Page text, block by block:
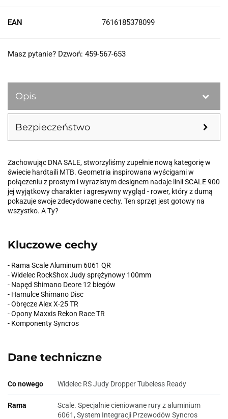
EAN 7616185378099
Masz pytanie? Dzwoń: 459-567-653
Opis
Bezpieczeństwo
Zachowując DNA SALE, stworzyliśmy zupełnie nową kategorię w
świecie hardtaili MTB. Geometria inspirowana wyścigami w
połączeniu z prostym i wyrazistym designem nadaje linii SCALE 900
jej wyjątkowy charakter i agresywny wygląd - rower, który z dumą
pokazuje swoje zdecydowane cechy. Ten sprzęt jest gotowy na
wszystko. A Ty?
Kluczowe cechy
- Rama Scale Aluminum 6061 QR
- Widelec RockShox Judy sprężynowy 100mm
- Napęd Shimano Deore 12 biegów
- Hamulce Shimano Disc
- Obręcze Alex X-25 TR
- Opony Maxxis Rekon Race TR
- Komponenty Syncros
Dane techniczne
Co nowego Widelec RS Judy Dropper Tubeless Ready
Rama
Scale. Specjalnie cieniowane rury z aluminium
6061, System Integracji Przewodów Syncros